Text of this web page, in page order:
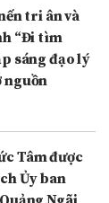
tri ân và
“Đi tìm
sáng đạo lý
nguồn
Tâm được
Ủy ban